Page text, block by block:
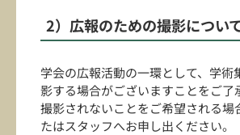
2）広報のための撮影につい
学会の広報活動の一環として、学術
影する場合がございますことをご了
撮影されないことをご希望される場
たはスタッフへお申し出ください。